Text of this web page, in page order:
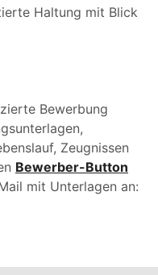
Haltung mit Blick
Bewerbung
Zeugnissen
Bewerber-Button
mit Unterlagen an: